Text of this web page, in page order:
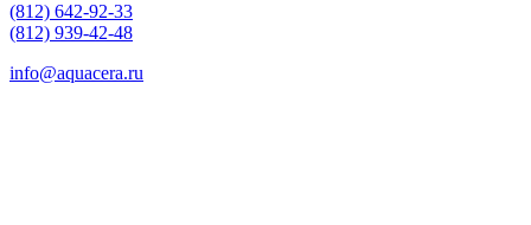
(812) 642-92-33
(812) 939-42-48
info@aquacera.ru